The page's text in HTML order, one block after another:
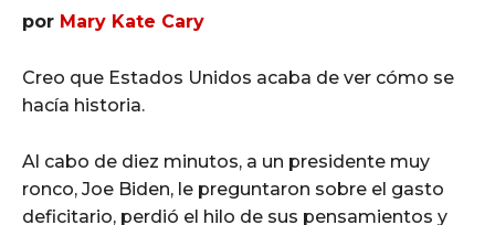
por Mary Kate Cary
Creo que Estados Unidos acaba de ver cómo se
hacía historia.
Al cabo de diez minutos, a un presidente muy
ronco, Joe Biden, le preguntaron sobre el gasto
deficitario, perdió el hilo de sus pensamientos y